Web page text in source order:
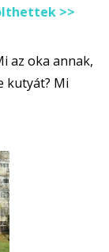
>>
az oka annak,
kutyát? Mi